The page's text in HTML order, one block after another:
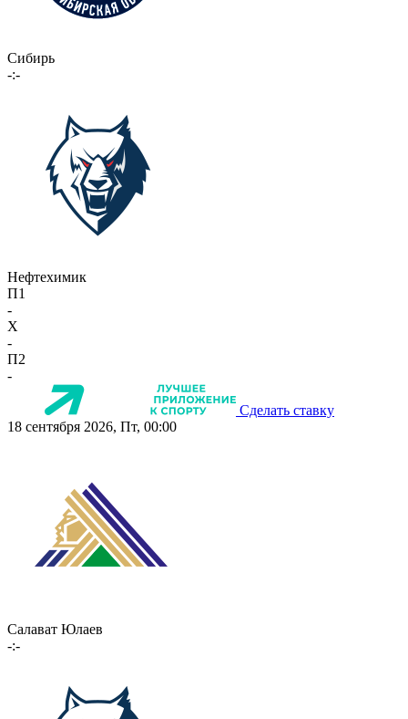
Сибирь
-:-
Нефтехимик
П1
-
X
-
П2
-
Сделать ставку
18 сентября 2026, Пт, 00:00
Салават Юлаев
-:-